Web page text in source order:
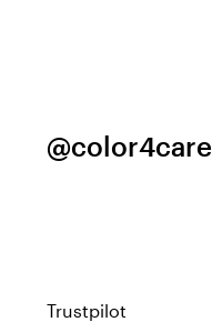
@color4care
Trustpilot